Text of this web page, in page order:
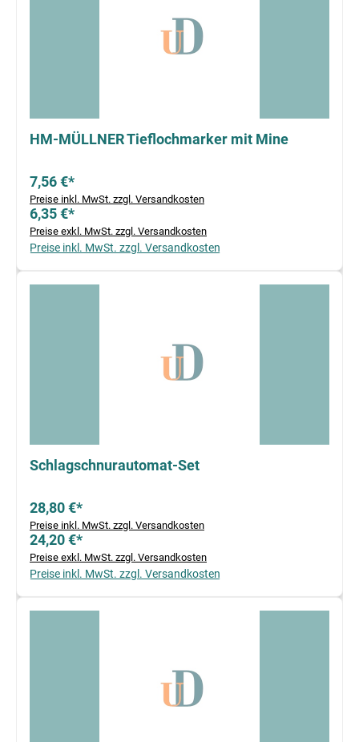
HM-MÜLLNER Tieflochmarker mit Mine
7,56 €*
Preise inkl. MwSt. zzgl. Versandkosten
6,35 €*
Preise exkl. MwSt. zzgl. Versandkosten
Preise inkl. MwSt. zzgl. Versandkosten
Schlagschnurautomat-Set
28,80 €*
Preise inkl. MwSt. zzgl. Versandkosten
24,20 €*
Preise exkl. MwSt. zzgl. Versandkosten
Preise inkl. MwSt. zzgl. Versandkosten